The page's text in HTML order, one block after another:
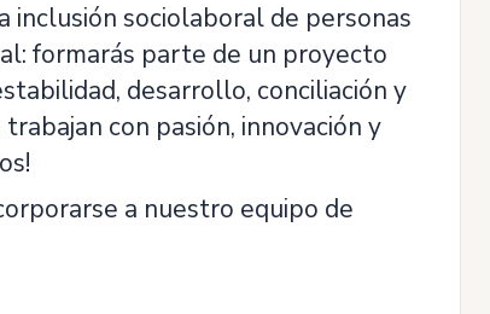
inclusión sociolaboral de personas
formarás parte de un proyecto
desarrollo, conciliación y
con pasión, innovación y
a nuestro equipo de